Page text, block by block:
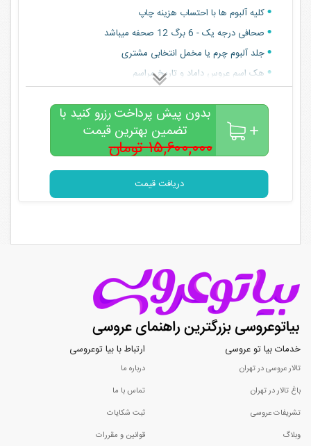
کلیه آلبوم ها با احتساب هزینه چاپ
صحافی درجه یک - 6 برگ 12 صحفه میباشد
جلد آلبوم چرم یا مخمل انتخابی مشتری
هک اسم عروس داماد و تاریخ مراسم
بدون پیش پرداخت رزرو کنید با
تضمین بهترین قیمت
۱۵,۶۰۰,۰۰۰ تومان
۱۳,۵۰۰,۰۰۰تومان
دریافت قیمت
خدمات بیا تو عروسی
تالار عروسی در تهران
باغ تالار در تهران
تشریفات عروسی
وبلاگ
ارتباط با بیا توعروسی
درباره ما
تماس با ما
ثبت شکایات
قوانین و مقررات